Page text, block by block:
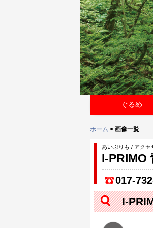
ぐるめ
ホーム > 画像一覧
あいぷりも / アクセ
I-PRIMO
017-
I-